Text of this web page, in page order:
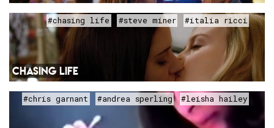
#chasing life #steve miner #italia ricci
CHASING LIFE
#chris garnant #andrea sperling #leisha hailey